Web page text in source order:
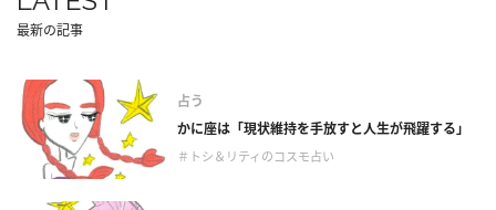
最新の記事
占う
かに座は「現状維持を手放すと人生が飛躍する」
＃トシ＆リティのコスモ占い